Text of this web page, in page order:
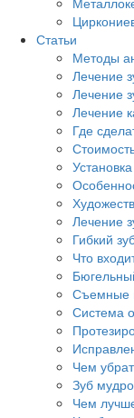
Статьи
Методы
Лечение
Лечение
Лечение
Где
Лечение
Гибкий
Что
Съемные
Система
Чем
Зуб
Чем